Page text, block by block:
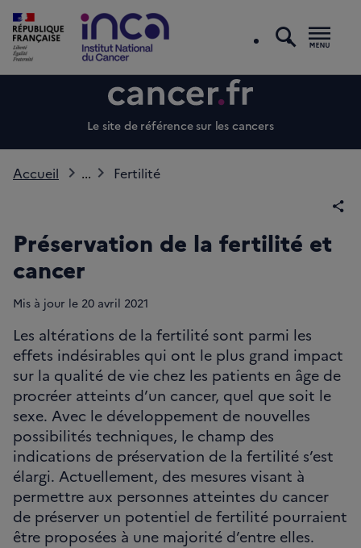
Le site de référence sur les cancers
Accueil ... Fertilité
Préservation de la fertilité et
cancer
Mis à jour le 20 avril 2021
Les altérations de la fertilité sont parmi les
effets indésirables qui ont le plus grand impact
sur la qualité de vie chez les patients en âge de
procréer atteints d’un cancer, quel que soit le
sexe. Avec le développement de nouvelles
possibilités techniques, le champ des
indications de préservation de la fertilité s’est
élargi. Actuellement, des mesures visant à
permettre aux personnes atteintes du cancer
de préserver un potentiel de fertilité pourraient
être proposées à une majorité d’entre elles.